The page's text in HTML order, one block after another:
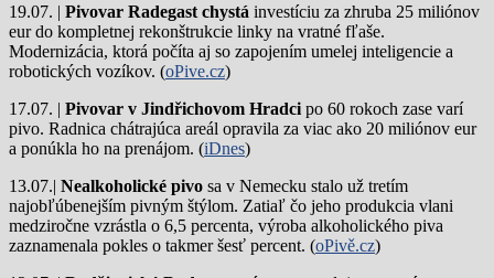
19.07. | Pivovar Radegast chystá investíciu za zhruba 25 miliónov
eur do kompletnej rekonštrukcie linky na vratné fľaše.
Modernizácia, ktorá počíta aj so zapojením umelej inteligencie a
robotických vozíkov. (oPive.cz)
17.07. | Pivovar v Jindřichovom Hradci po 60 rokoch zase varí
pivo. Radnica chátrajúca areál opravila za viac ako 20 miliónov eur
a ponúkla ho na prenájom. (iDnes)
13.07.| Nealkoholické pivo sa v Nemecku stalo už tretím
najobľúbenejším pivným štýlom. Zatiaľ čo jeho produkcia vlani
medziročne vzrástla o 6,5 percenta, výroba alkoholického piva
zaznamenala pokles o takmer šesť percent. (oPivě.cz)